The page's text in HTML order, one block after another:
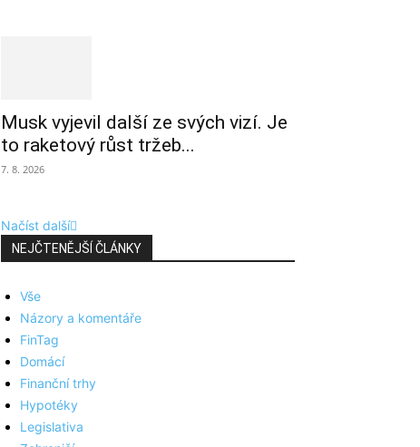
Musk vyjevil další ze svých vizí. Je
to raketový růst tržeb...
7. 8. 2026
Načíst další
NEJČTENĚJŠÍ ČLÁNKY
Vše
Názory a komentáře
FinTag
Domácí
Finanční trhy
Hypotéky
Legislativa